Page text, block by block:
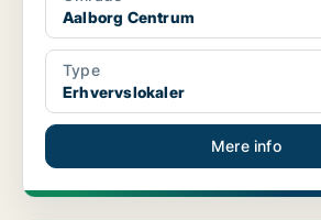
Aalborg Centrum
Type
Erhvervslokaler
Mere info